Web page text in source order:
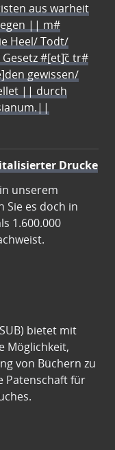
aus warheit
|| m#
Heel/ Todt/
#[et]c̃ tr#
gewissen/
|| durch
Drucke
unserem
Sie es doch in
1.600.000
bietet mit
Möglichkeit,
von Büchern zu
Patenschaft für